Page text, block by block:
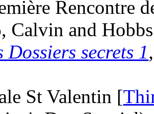
Rencontre
Calvin and
Dossiers secrets 1
St Valentin [